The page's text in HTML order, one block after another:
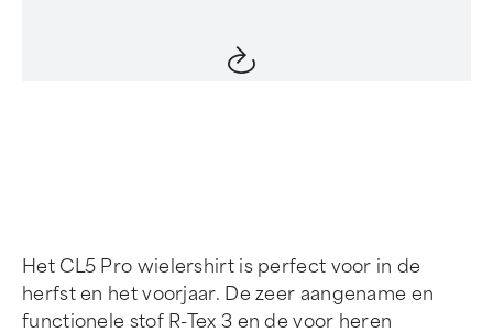
Het CL5 Pro wielershirt is perfect voor in de
herfst en het voorjaar. De zeer aangename en
functionele stof R-Tex 3 en de voor heren